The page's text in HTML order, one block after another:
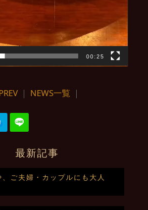
00:25
｜ NEWS一覧 ｜
最新記事
ご夫婦・カップルにも大人